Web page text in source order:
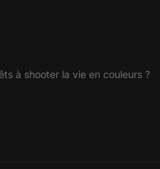
à shooter la vie en couleurs ?